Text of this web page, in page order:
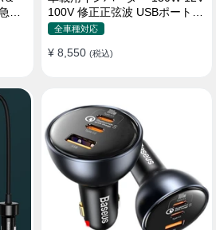
速
100V 修正正弦波 USBポート2
口 コンバーター 防災用品 チャ
全車種対応
¥ 8,550 (税込)